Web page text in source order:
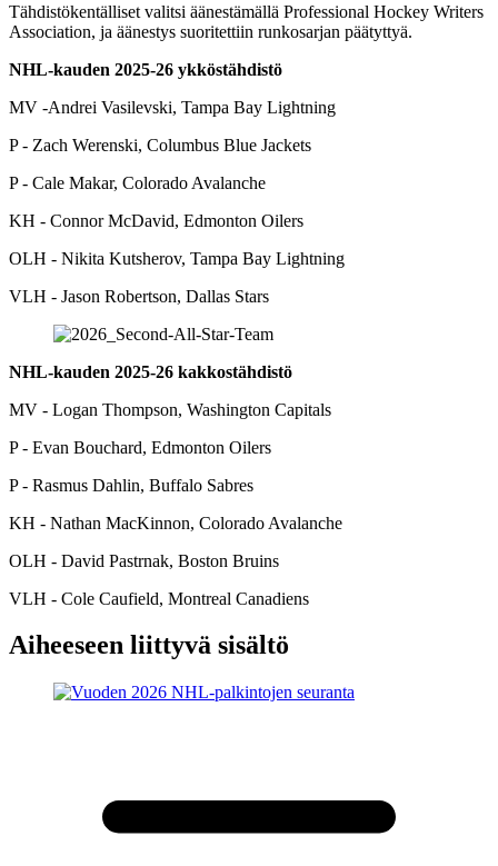
Tähdistökentälliset valitsi äänestämällä Professional Hockey Writers
Association, ja äänestys suoritettiin runkosarjan päätyttyä.
NHL-kauden 2025-26 ykköstähdistö
MV -Andrei Vasilevski, Tampa Bay Lightning
P - Zach Werenski, Columbus Blue Jackets
P - Cale Makar, Colorado Avalanche
KH - Connor McDavid, Edmonton Oilers
OLH - Nikita Kutsherov, Tampa Bay Lightning
VLH - Jason Robertson, Dallas Stars
NHL-kauden 2025-26 kakkostähdistö
MV - Logan Thompson, Washington Capitals
P - Evan Bouchard, Edmonton Oilers
P - Rasmus Dahlin, Buffalo Sabres
KH - Nathan MacKinnon, Colorado Avalanche
OLH - David Pastrnak, Boston Bruins
VLH - Cole Caufield, Montreal Canadiens
Aiheeseen liittyvä sisältö